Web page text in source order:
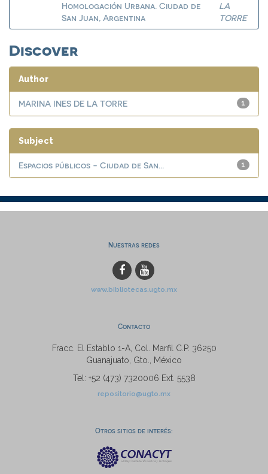
Homologación Urbana. Ciudad de
San Juan, Argentina
LA
TORRE
Discover
Author
1
MARINA INES DE LA TORRE
Subject
1
Espacios públicos - Ciudad de San...
Nuestras redes
www.bibliotecas.ugto.mx
Contacto
Fracc. El Establo 1-A, Col. Marfil C.P. 36250
Guanajuato, Gto., México
Tel: +52 (473) 7320006 Ext. 5538
repositorio@ugto.mx
Otros sitios de interés: